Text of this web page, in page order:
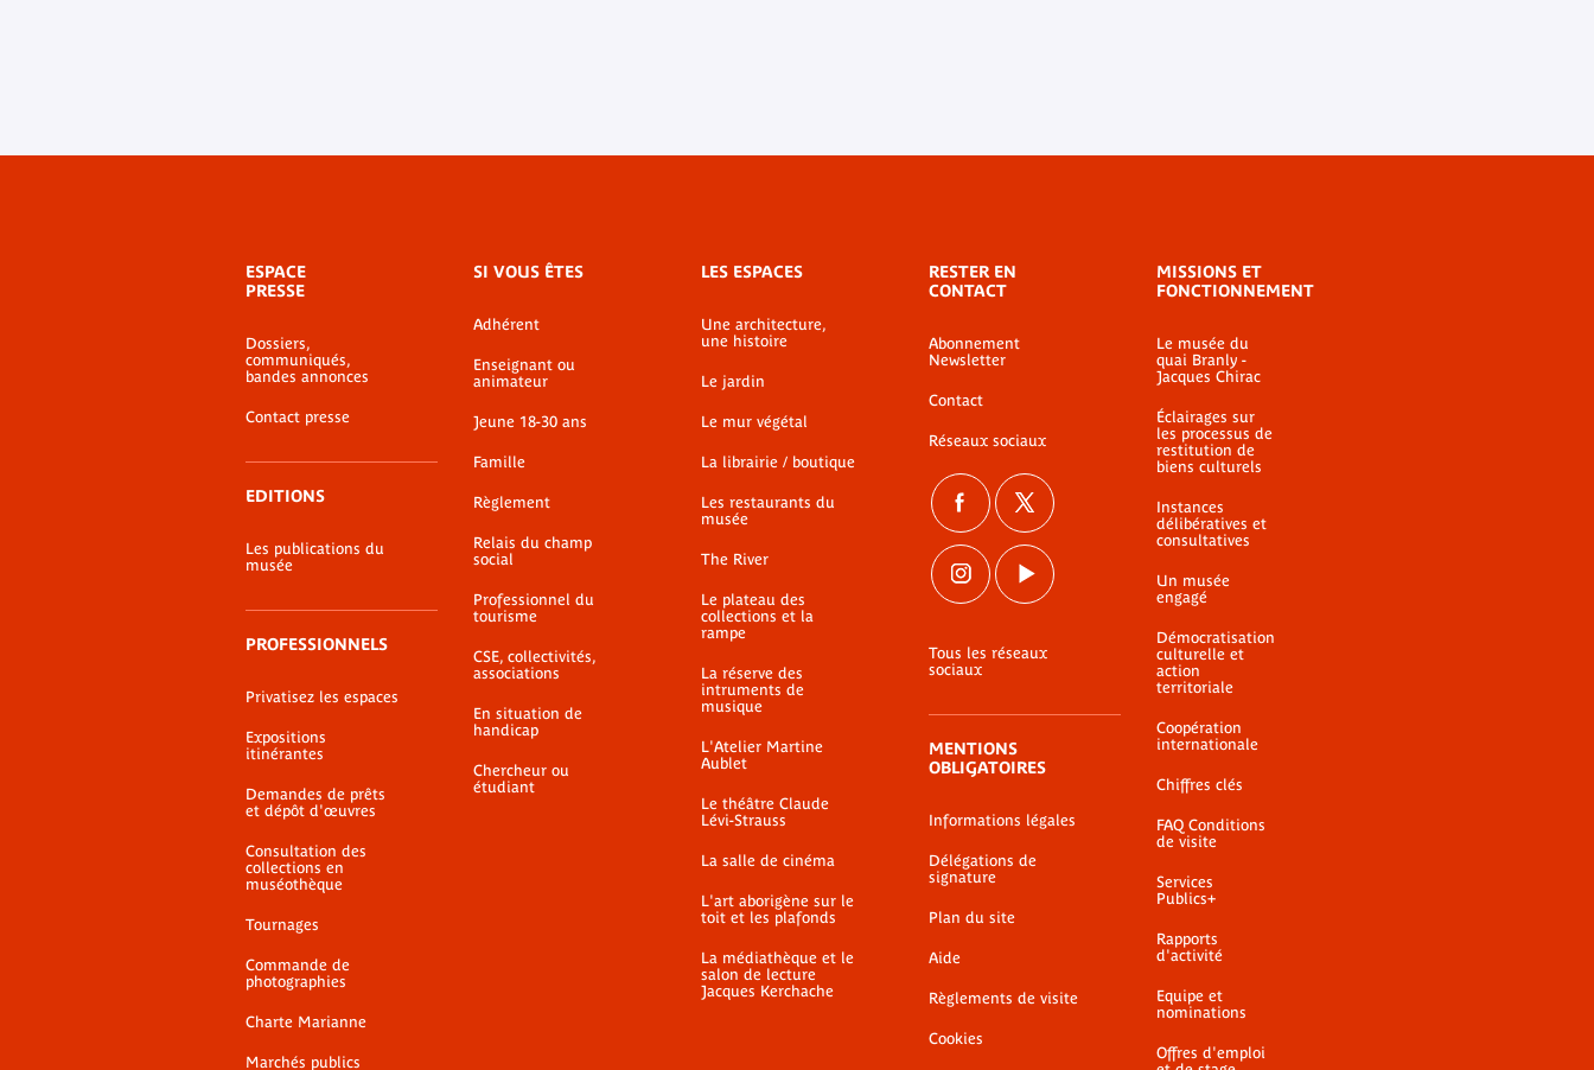
de
bas-
page
ESPACE
PRESSE
Dossiers,
communiqués,
bandes annonces
Contact presse
EDITIONS
Les publications du
musée
PROFESSIONNELS
Privatisez les espaces
Expositions
itinérantes
Demandes de prêts
et dépôt d'œuvres
Consultation des
collections en
muséothèque
Tournages
Commande de
photographies
Charte Marianne
Marchés publics
SI VOUS ÊTES
Adhérent
Enseignant ou
animateur
Jeune 18-30 ans
Famille
Règlement
Relais du champ
social
Professionnel du
tourisme
CSE, collectivités,
associations
En situation de
handicap
Chercheur ou
étudiant
LES ESPACES
Une architecture,
une histoire
Le jardin
Le mur végétal
La librairie / boutique
Les restaurants du
musée
The River
Le plateau des
collections et la
rampe
La réserve des
intruments de
musique
L'Atelier Martine
Aublet
Le théâtre Claude
Lévi-Strauss
La salle de cinéma
L'art aborigène sur le
toit et les plafonds
La médiathèque et le
salon de lecture
Jacques Kerchache
RESTER EN
CONTACT
Abonnement
Newsletter
Contact
Réseaux sociaux
Tous les réseaux
sociaux
MENTIONS
OBLIGATOIRES
Informations légales
Délégations de
signature
Plan du site
Aide
Règlements de visite
Cookies
MISSIONS ET
FONCTIONNEMENT
Le musée du
quai Branly -
Jacques Chirac
Éclairages sur
les processus de
restitution de
biens culturels
Instances
délibératives et
consultatives
Un musée
engagé
Démocratisation
culturelle et
action
territoriale
Coopération
internationale
Chiffres clés
FAQ Conditions
de visite
Services
Publics+
Rapports
d'activité
Equipe et
nominations
Offres d'emploi